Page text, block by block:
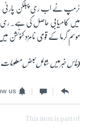
ٹرمپ نے اب ری پبلکن پارٹی
میں کامیابی حاصل کی ہے۔ ری
موسم گرما کے قومی نامزد کنونشن
(ٓاس خبر میں شامل بعض معلومات
us
This item is part of